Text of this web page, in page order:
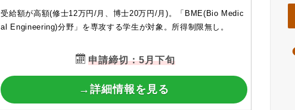
受給額が高額(修士12万円/月、博士20万円/月)。「BME(Bio Medic
al Engineering)分野」を専攻する学生が対象。所得制限無し。
申請締切：5月下旬
→詳細情報を見る